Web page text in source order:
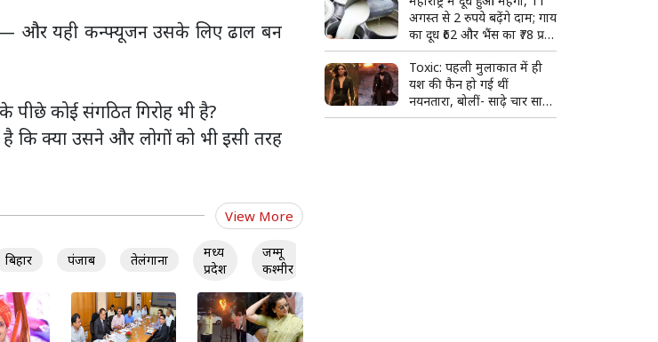
— और यही कन्फ्यूजन उसके लिए ढाल बन
कोई संगठित गिरोह भी है?
कि क्या उसने और लोगों को भी इसी तरह
View More
बिहार पंजाब तेलंगाना
मध्य
प्रदेश
जम्मू
कश्मीर
अगस्त से 2 रुपये बढ़ेंगे दाम; गाय
का दूध ₹62 और भैंस का ₹78 प्रति
लीटर
Toxic: पहली मुलाकात में ही
यश की फैन हो गई थीं
नयनतारा, बोलीं- साढ़े चार साल
फिल्म को दे दिए